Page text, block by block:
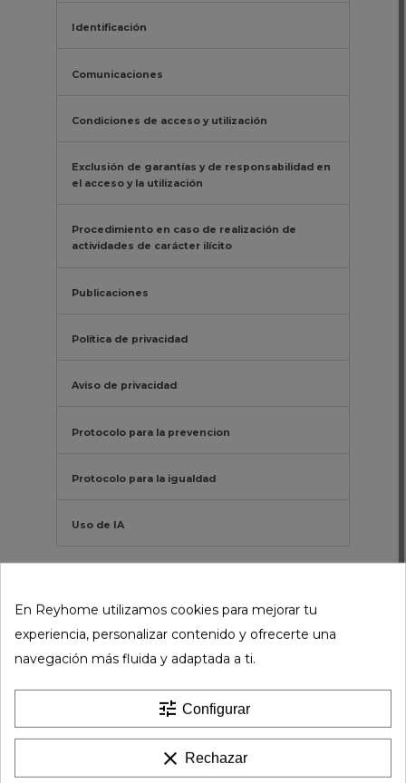
Identificación
Comunicaciones
Condiciones de acceso y utilización
Exclusión de garantías y de responsabilidad en
el acceso y la utilización
Procedimiento en caso de realización de
actividades de carácter ilícito
Publicaciones
Política de privacidad
Aviso de privacidad
Protocolo para la prevencion
Protocolo para la igualdad
Uso de IA
Hazte cliente Rey Select y llévate un 5%
Descubre aquí todas las ventajas de los clientes
Rey Select
UNIRME
En Reyhome utilizamos cookies para mejorar tu
experiencia, personalizar contenido y ofrecerte una
navegación más fluida y adaptada a ti.
tune Configurar
clear Rechazar